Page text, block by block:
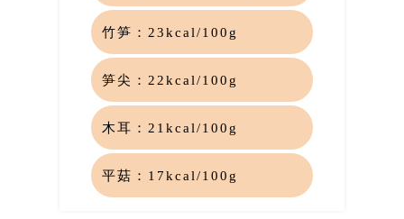
竹笋： 23kcal/100g
笋尖： 22kcal/100g
木耳： 21kcal/100g
平菇： 17kcal/100g